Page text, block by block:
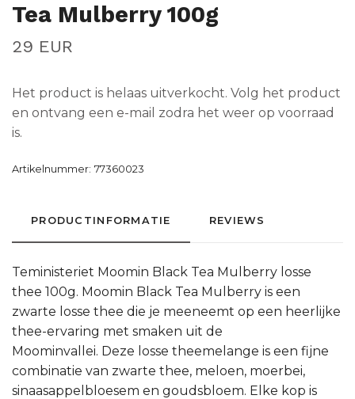
Tea Mulberry 100g
29 EUR
Het product is helaas uitverkocht. Volg het product
en ontvang een e-mail zodra het weer op voorraad
is.
Artikelnummer: 77360023
PRODUCTINFORMATIE REVIEWS
Teministeriet Moomin Black Tea Mulberry losse
thee 100g. Moomin Black Tea Mulberry is een
zwarte losse thee die je meeneemt op een heerlijke
thee-ervaring met smaken uit de
Moominvallei. Deze losse theemelange is een fijne
combinatie van zwarte thee, meloen, moerbei,
sinaasappelbloesem en goudsbloem. Elke kop is